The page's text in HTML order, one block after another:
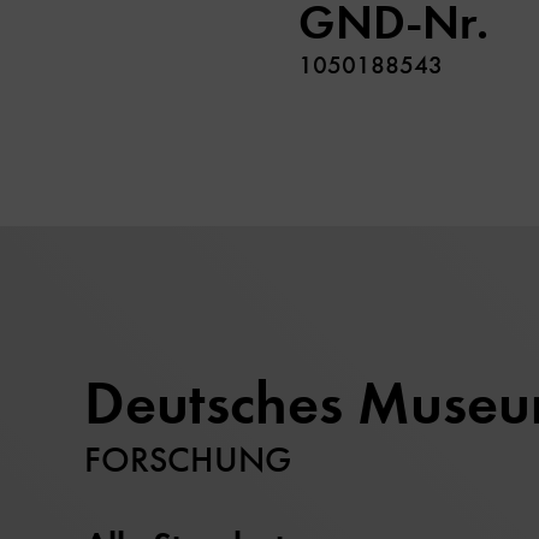
GND-Nr.
1050188543
Deutsches
FORSCHUNG